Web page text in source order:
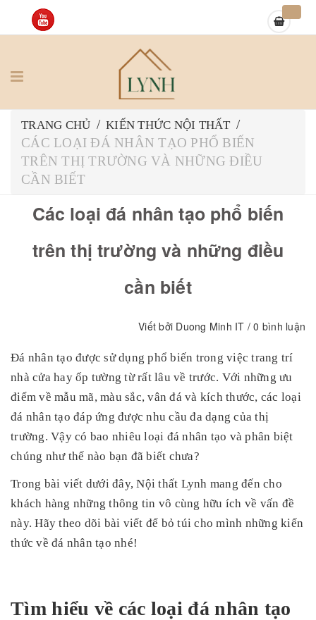
TRANG CHỦ / KIẾN THỨC NỘI THẤT /
CÁC LOẠI ĐÁ NHÂN TẠO PHỔ BIẾN
TRÊN THỊ TRƯỜNG VÀ NHỮNG ĐIỀU
CẦN BIẾT
Các loại đá nhân tạo phổ biến
trên thị trường và những điều
cần biết
Viết bởi Duong Minh IT / 0 bình luận
Đá nhân tạo được sử dụng phổ biến trong việc trang trí
nhà cửa hay ốp tường từ rất lâu về trước. Với những ưu
điểm về mẫu mã, màu sắc, vân đá và kích thước, các loại
đá nhân tạo đáp ứng được nhu cầu đa dạng của thị
trường. Vậy có bao nhiêu loại đá nhân tạo và phân biệt
chúng như thế nào bạn đã biết chưa?
Trong bài viết dưới đây, Nội thất Lynh mang đến cho
khách hàng những thông tin vô cùng hữu ích về vấn đề
này. Hãy theo dõi bài viết để bỏ túi cho mình những kiến
thức về đá nhân tạo nhé!
Tìm hiểu về các loại đá nhân tạo